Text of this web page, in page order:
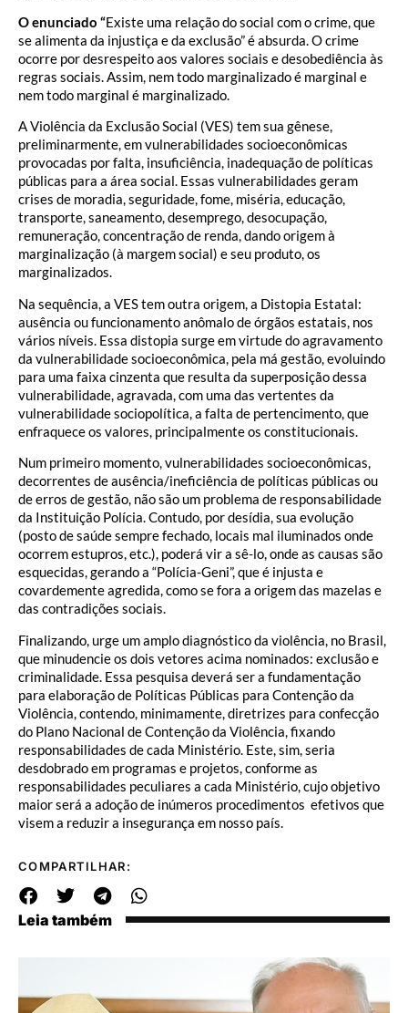
O enunciado “Existe uma relação do social com o crime, que
se alimenta da injustiça e da exclusão” é absurda. O crime
ocorre por desrespeito aos valores sociais e desobediência às
regras sociais. Assim, nem todo marginalizado é marginal e
nem todo marginal é marginalizado.
A Violência da Exclusão Social (VES) tem sua gênese,
preliminarmente, em vulnerabilidades socioeconômicas
provocadas por falta, insuficiência, inadequação de políticas
públicas para a área social. Essas vulnerabilidades geram
crises de moradia, seguridade, fome, miséria, educação,
transporte, saneamento, desemprego, desocupação,
remuneração, concentração de renda, dando origem à
marginalização (à margem social) e seu produto, os
marginalizados.
Na sequência, a VES tem outra origem, a Distopia Estatal:
ausência ou funcionamento anômalo de órgãos estatais, nos
vários níveis. Essa distopia surge em virtude do agravamento
da vulnerabilidade socioeconômica, pela má gestão, evoluindo
para uma faixa cinzenta que resulta da superposição dessa
vulnerabilidade, agravada, com uma das vertentes da
vulnerabilidade sociopolítica, a falta de pertencimento, que
enfraquece os valores, principalmente os constitucionais.
Num primeiro momento, vulnerabilidades socioeconômicas,
decorrentes de ausência/ineficiência de políticas públicas ou
de erros de gestão, não são um problema de responsabilidade
da Instituição Polícia. Contudo, por desídia, sua evolução
(posto de saúde sempre fechado, locais mal iluminados onde
ocorrem estupros, etc.), poderá vir a sê-lo, onde as causas são
esquecidas, gerando a “Polícia-Geni”, que é injusta e
covardemente agredida, como se fora a origem das mazelas e
das contradições sociais.
Finalizando, urge um amplo diagnóstico da violência, no Brasil,
que minudencie os dois vetores acima nominados: exclusão e
criminalidade. Essa pesquisa deverá ser a fundamentação
para elaboração de Políticas Públicas para Contenção da
Violência, contendo, minimamente, diretrizes para confecção
do Plano Nacional de Contenção da Violência, fixando
responsabilidades de cada Ministério. Este, sim, seria
desdobrado em programas e projetos, conforme as
responsabilidades peculiares a cada Ministério, cujo objetivo
maior será a adoção de inúmeros procedimentos efetivos que
visem a reduzir a insegurança em nosso país.
COMPARTILHAR:
Leia também